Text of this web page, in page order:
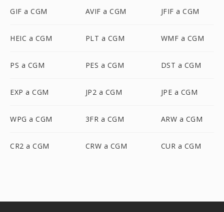
GIF a CGM AVIF a CGM JFIF a CGM
HEIC a CGM PLT a CGM WMF a CGM
PS a CGM PES a CGM DST a CGM
EXP a CGM JP2 a CGM JPE a CGM
WPG a CGM 3FR a CGM ARW a CGM
CR2 a CGM CRW a CGM CUR a CGM